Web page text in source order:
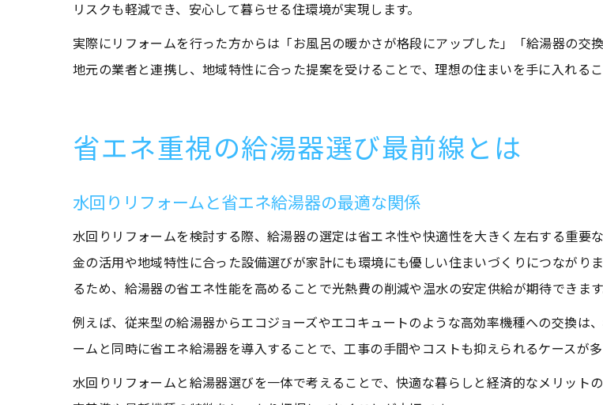
リスクも軽減でき、安心して暮らせる住環境が実現します。
実際にリフォームを行った方からは「お風呂の暖かさが格段にアップした」「給湯器の交
地元の業者と連携し、地域特性に合った提案を受けることで、理想の住まいを手に入れるこ
省エネ重視の給湯器選び最前線とは
水回りリフォームと省エネ給湯器の最適な関係
水回りリフォームを検討する際、給湯器の選定は省エネ性や快適性を大きく左右する重要
金の活用や地域特性に合った設備選びが家計にも環境にも優しい住まいづくりにつながり
るため、給湯器の省エネ性能を高めることで光熱費の削減や温水の安定供給が期待できます
例えば、従来型の給湯器からエコジョーズやエコキュートのような高効率機種への交換は
ームと同時に省エネ給湯器を導入することで、工事の手間やコストも抑えられるケースが
水回りリフォームと給湯器選びを一体で考えることで、快適な暮らしと経済的なメリット